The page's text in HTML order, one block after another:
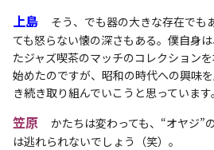
上島
そう、でも器の大きな存在でも
ても怒らない懐の深さもある。僕自身
たジャズ喫茶のマッチのコレクション
始めたのですが、昭和の時代への興味
き続き取り組んでいこうと思っています。
笠原 かたちは変わっても、“オヤジ”
は逃れられないでしょう（笑）。